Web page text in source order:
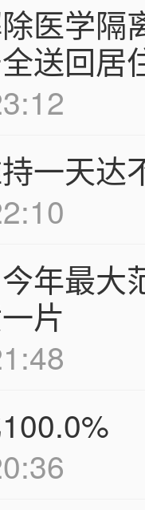
医学隔
送回居
一天达
年最大
片